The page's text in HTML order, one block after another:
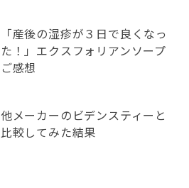
「産後の湿疹が３日で良くなっ
た！」エクスフォリアンソープ
ご感想
他メーカーのビデンスティーと
比較してみた結果